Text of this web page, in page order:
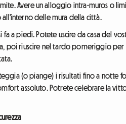
Avere un alloggio intra-muros o
all'interno delle mura della città.
a piedi. Potete uscire da casa del
poi riuscire nel tardo pomeriggio
(o piange) i risultati fino a notte
assoluto. Potrete celebrare la